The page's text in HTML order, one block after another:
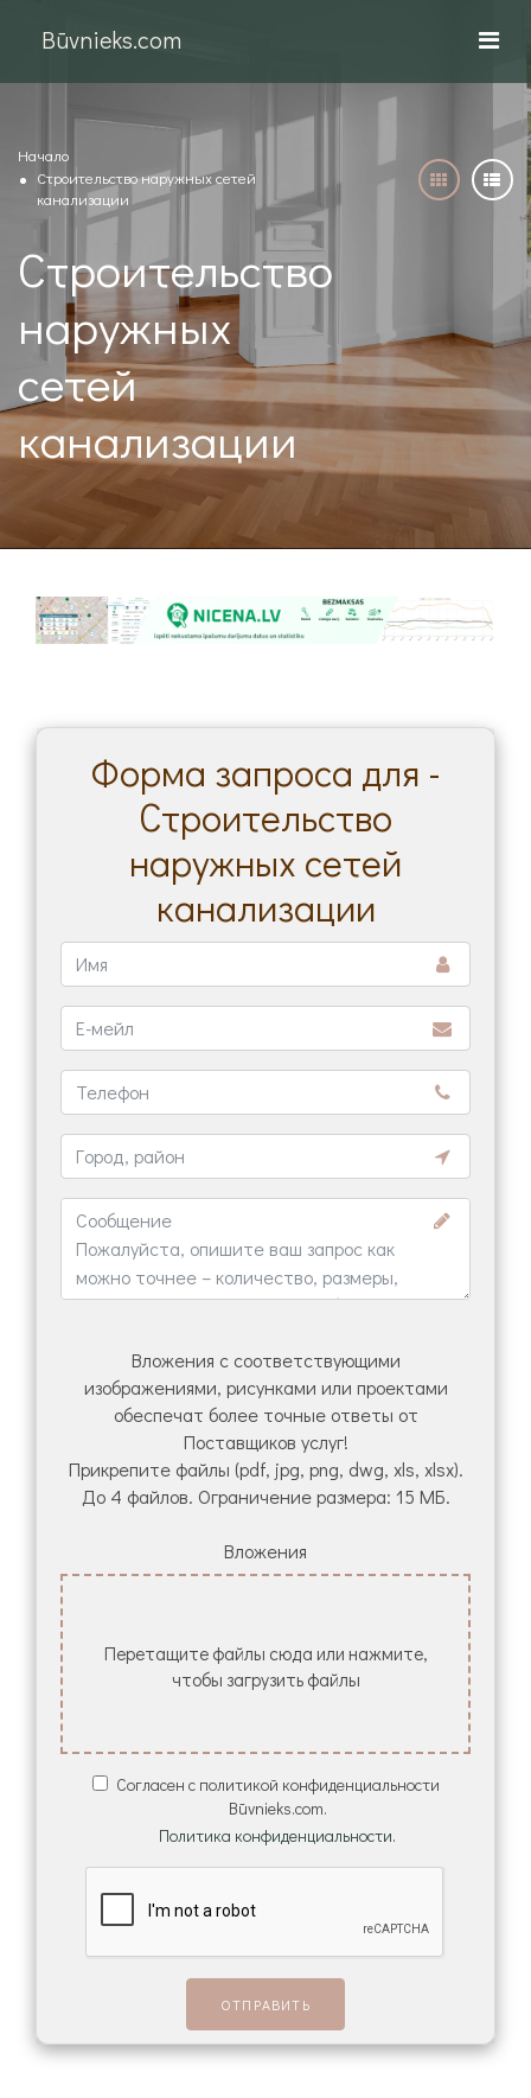
Būvnieks.com
Начало
Строительство наружных сетей
канализации
Строительство
наружных
сетей
канализации
Форма запроса для -
Строительство
наружных сетей
канализации
Вложения с соответствующими
изображениями, рисунками или проектами
обеспечат более точные ответы от
Поставщиков услуг!
Прикрепите файлы (pdf, jpg, png, dwg, xls, xlsx).
До 4 файлов. Ограничение размера: 15 МБ.
Вложения
Перетащите файлы сюда или нажмите,
чтобы загрузить файлы
Согласен с политикой конфиденциальности
Būvnieks.com.
Политика конфиденциальности.